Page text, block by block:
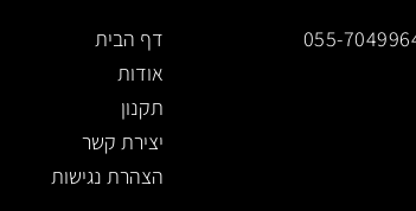
דף הבית
אודות
תקנון
יצירת קשר
הצהרת נגישות